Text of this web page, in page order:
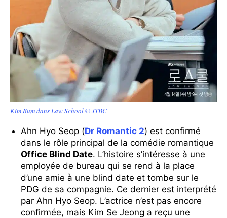
Kim Bum dans Law School © JTBC
Ahn Hyo Seop (Dr Romantic 2) est confirmé
dans le rôle principal de la comédie romantique
Office Blind Date. L’histoire s’intéresse à une
employée de bureau qui se rend à la place
d’une amie à une blind date et tombe sur le
PDG de sa compagnie. Ce dernier est interprété
par Ahn Hyo Seop. L’actrice n’est pas encore
confirmée, mais Kim Se Jeong a reçu une